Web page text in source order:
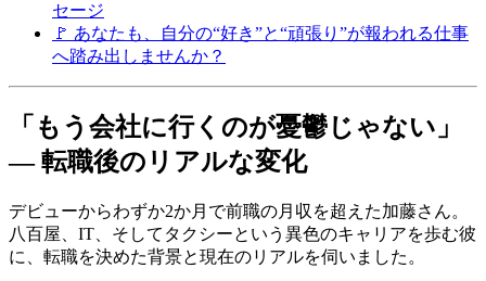
セージ
🚩 あなたも、自分の“好き”と“頑張り”が報われる仕事
へ踏み出しませんか？
「もう会社に行くのが憂鬱じゃない」
― 転職後のリアルな変化
デビューからわずか2か月で前職の月収を超えた加藤さん。
八百屋、IT、そしてタクシーという異色のキャリアを歩む彼
に、転職を決めた背景と現在のリアルを伺いました。